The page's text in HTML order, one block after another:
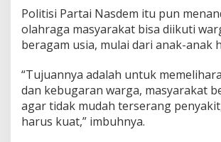
d
a
i
Politisi Partai Nasdem itu pun
olahraga masyarakat bisa diikuti
beragam usia, mulai dari anak-anak
“Tujuannya adalah untuk
dan kebugaran warga, masyarakat
agar tidak mudah terserang
harus kuat,” imbuhnya.